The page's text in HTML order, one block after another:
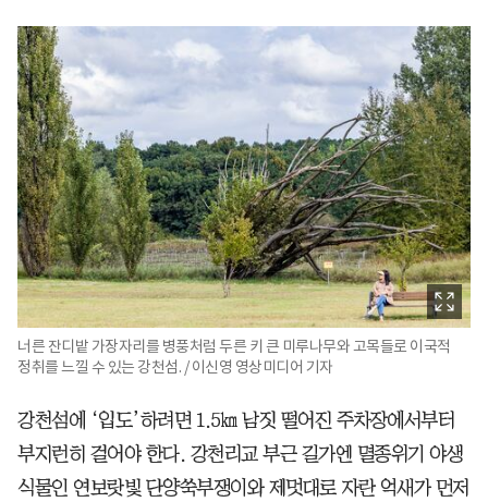
너른 잔디밭 가장자리를 병풍처럼 두른 키 큰 미루나무와 고목들로 이국적
정취를 느낄 수 있는 강천섬. / 이신영 영상미디어 기자
강천섬에 ‘입도’하려면 1.5㎞ 남짓 떨어진 주차장에서부터
부지런히 걸어야 한다. 강천리교 부근 길가엔 멸종위기 야생
식물인 연보랏빛 단양쑥부쟁이와 제멋대로 자란 억새가 먼저